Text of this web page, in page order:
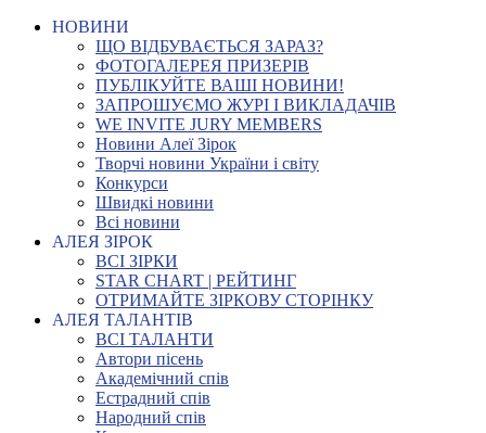
НОВИНИ
ЩО ВІДБУВАЄТЬСЯ ЗАРАЗ?
ФОТОГАЛЕРЕЯ ПРИЗЕРІВ
ПУБЛІКУЙТЕ ВАШІ НОВИНИ!
ЗАПРОШУЄМО ЖУРІ І ВИКЛАДАЧІВ
WE INVITE JURY MEMBERS
Новини Алеї Зірок
Творчі новини України і світу
Конкурси
Швидкі новини
Всі новини
АЛЕЯ ЗІРОК
ВСІ ЗІРКИ
STAR CHART | РЕЙТИНГ
ОТРИМАЙТЕ ЗІРКОВУ СТОРІНКУ
АЛЕЯ ТАЛАНТІВ
ВСІ ТАЛАНТИ
Автори пісень
Академічний спів
Естрадний спів
Народний спів